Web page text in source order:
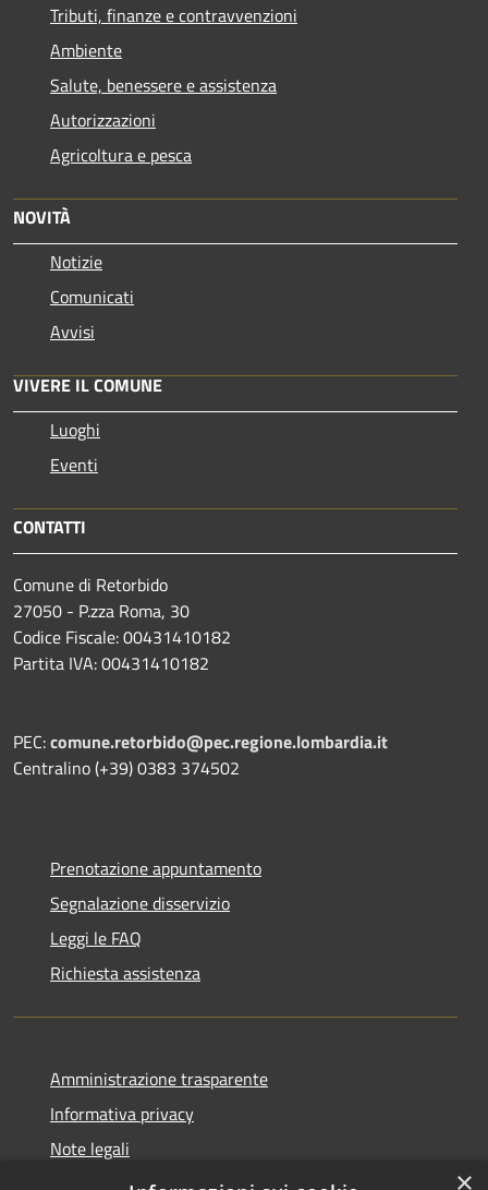
Tributi, finanze e contravvenzioni
Ambiente
Salute, benessere e assistenza
Autorizzazioni
Agricoltura e pesca
NOVITÀ
Notizie
Comunicati
Avvisi
VIVERE IL COMUNE
Luoghi
Eventi
CONTATTI
Comune di Retorbido
27050 - P.zza Roma, 30
Codice Fiscale: 00431410182
Partita IVA: 00431410182
PEC:comune.retorbido@pec.regione.lombardia.it
Centralino (+39) 0383 374502
Prenotazione appuntamento
Segnalazione disservizio
Leggi le FAQ
Richiesta assistenza
Amministrazione trasparente
Informativa privacy
Note legali
Dichiarazione di accessibilità
×